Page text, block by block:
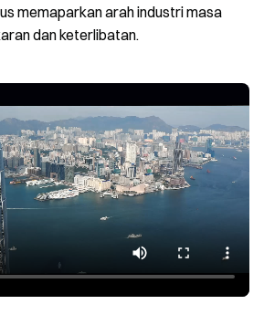
memaparkan arah industri masa
dan keterlibatan.